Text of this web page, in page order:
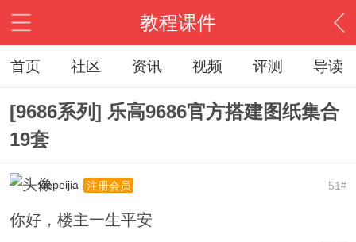
教程课件
首页 社区 资讯 视频 评测 导读
[9686系列] 乐高9686官方搭建图纸集合
19套
51#
xiepeijia 注册会员
你好，楼主一生平安